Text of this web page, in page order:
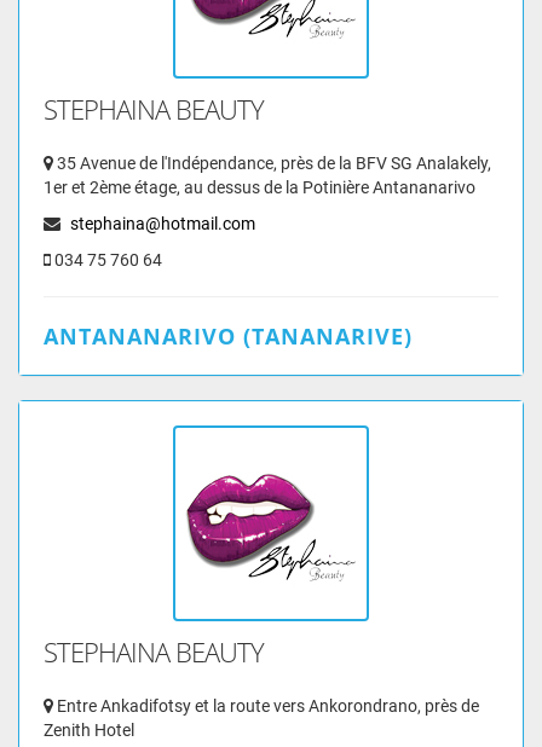
STEPHAINA BEAUTY
35 Avenue de l'Indépendance, près de la BFV SG Analakely,
1er et 2ème étage, au dessus de la Potinière Antananarivo
stephaina@hotmail.com
034 75 760 64
ANTANANARIVO (TANANARIVE)
STEPHAINA BEAUTY
Entre Ankadifotsy et la route vers Ankorondrano, près de
Zenith Hotel